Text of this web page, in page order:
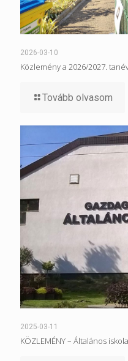
2026-03-10
Közlemény a 2026/2027.
Tovább olvasom
2025-03-11
KÖZLEMÉNY – Általános